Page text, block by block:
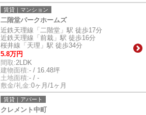
賃貸｜マンション
二階堂パークホームズ
近鉄天理線「二階堂」駅 徒歩17分
近鉄天理線「前栽」駅 徒歩16分
桜井線「天理」駅 徒歩34分
5.8万円
間取:2LDK
建物面積:- / 16.48坪
土地面積:- / -
敷金/礼金:0ヶ月/1ヶ月
賃貸｜アパート
クレメント中町